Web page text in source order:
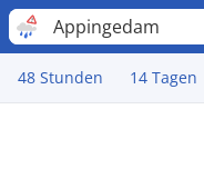
Appingedam
48 Stunden 14 Tagen